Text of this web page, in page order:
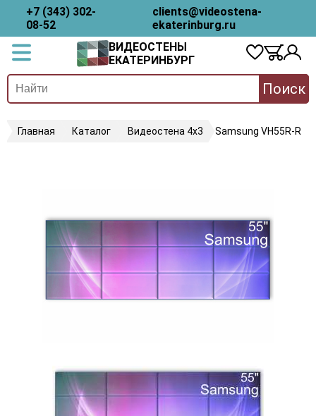
+7 (343) 302-
08-52
clients@videostena-
ekaterinburg.ru
ВИДЕОСТЕНЫ
ЕКАТЕРИНБУРГ
Поиск
Главная Каталог Видеостена 4х3 Samsung VH55R-R